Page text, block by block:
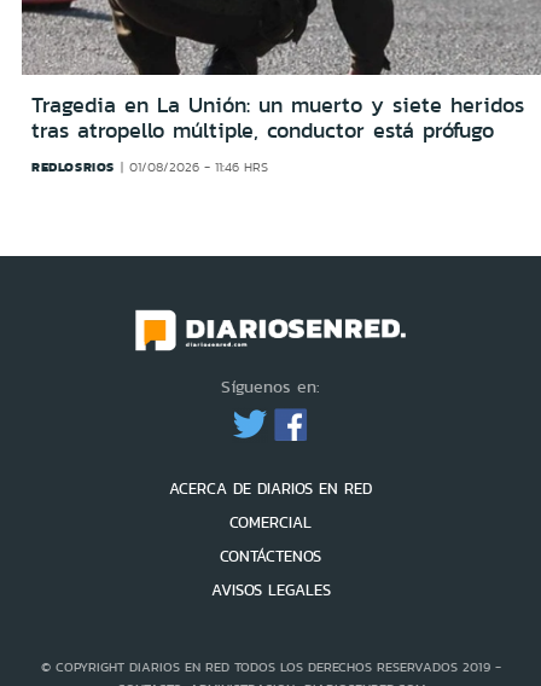
Tragedia en La Unión: un muerto y siete heridos
tras atropello múltiple, conductor está prófugo
REDLOSRIOS 01/08/2026 - 11:46 HRS
Síguenos en:
ACERCA DE DIARIOS EN RED
COMERCIAL
CONTÁCTENOS
AVISOS LEGALES
© COPYRIGHT DIARIOS EN RED TODOS LOS DERECHOS RESERVADOS 2019 -